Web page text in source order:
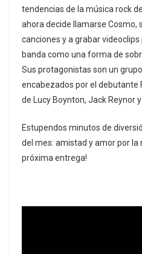
tendencias de la música rock
ahora decide llamarse Cosmo,
canciones y a grabar
banda como una forma de
Sus protagonistas son un
encabezados por el debutante
de Lucy Boynton, Jack Reynor y
Estupendos minutos de
del mes: amistad y amor por la
próxima entrega!